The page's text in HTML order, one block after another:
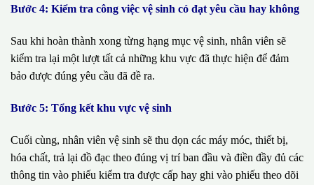
Bước 4: Kiểm tra công việc vệ sinh có đạt yêu cầu hay không
Sau khi hoàn thành xong từng hạng mục vệ sinh, nhân viên sẽ
kiểm tra lại một lượt tất cả những khu vực đã thực hiện để đảm
bảo được đúng yêu cầu đã đề ra.
Bước 5: Tổng kết khu vực vệ sinh
Cuối cùng, nhân viên vệ sinh sẽ thu dọn các máy móc, thiết bị,
hóa chất, trả lại đồ đạc theo đúng vị trí ban đầu và điền đầy đủ các
thông tin vào phiếu kiểm tra được cấp hay ghi vào phiếu theo dõi